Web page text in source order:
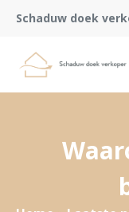
Schaduw doek